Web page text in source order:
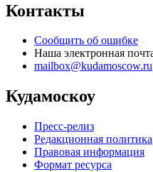
Контакты
Сообщить об ошибке
Наша электронная
mailbox@kudamoscow.ru
Кудамоскоу
Пресс-релиз
Редакционная политика
Правовая информация
Формат ресурса